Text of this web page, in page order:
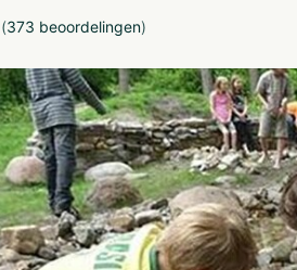
(373 beoordelingen)